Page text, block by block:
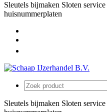
Sleutels bijmaken Sloten service
huisnummerplaten
Sleutels bijmaken Sloten service